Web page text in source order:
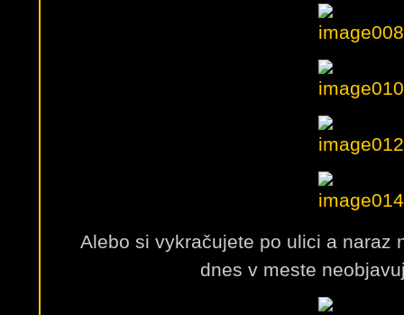
Alebo si vykračujete po ulici a naraz
dnes v meste